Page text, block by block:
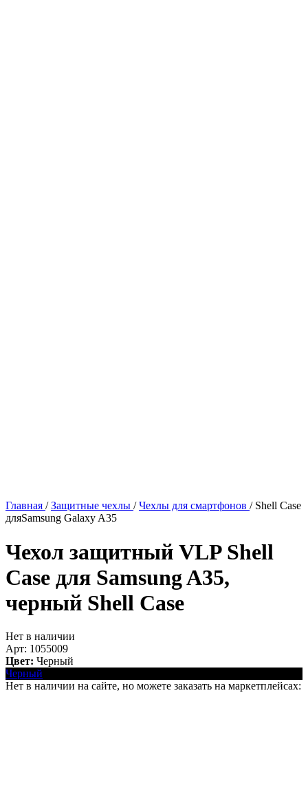
Главная / Защитные чехлы / Чехлы для смартфонов / Shell Case
дляSamsung Galaxy A35
Чехол защитный VLP Shell
Case для Samsung A35,
черный Shell Case
Нет в наличии
Арт: 1055009
Цвет: Черный
Черный
Нет в наличии на сайте, но можете заказать на маркетплейсах: